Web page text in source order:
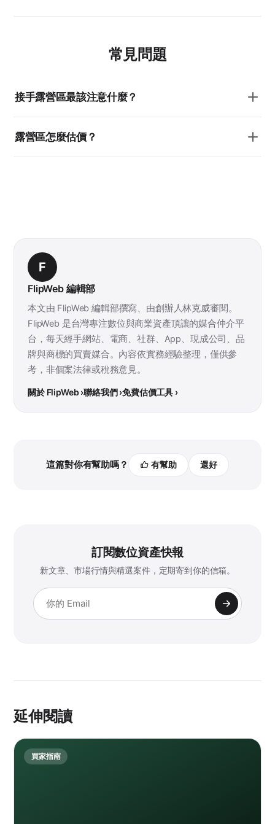
常見問題
接手露營區最該注意什麼？
露營區怎麼估價？
F
FlipWeb 編輯部
本文由 FlipWeb 編輯部撰寫、由創辦人林克威審閱。
FlipWeb 是台灣專注數位與商業資產頂讓的媒合仲介平
台，每天經手網站、電商、社群、App、現成公司、品
牌與商標的買賣媒合。內容依實務經驗整理，僅供參
考，非個案法律或稅務意見。
關於 FlipWeb ›聯絡我們 ›免費估價工具 ›
這篇對你有幫助嗎？ 有幫助 還好
訂閱數位資產快報
新文章、市場行情與精選案件，定期寄到你的信箱。
延伸閱讀
買家指南